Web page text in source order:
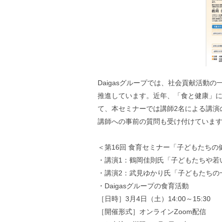
Daigasグループでは、社会貢献活動の
推進しています。近年、「食と健康」
て、本セミナーでは講師2名による講
講師への事前の質問も受け付けていま
＜第16回 食育セミナー「子どもたちの
・講演1：鶴岡佳則氏「子どもたちや
・講演2：武見ゆかり氏「子どもたち
・Daigasグループの食育活動
［日時］3月4日（土）14:00～15:30
［開催形式］オンラインZoom配信